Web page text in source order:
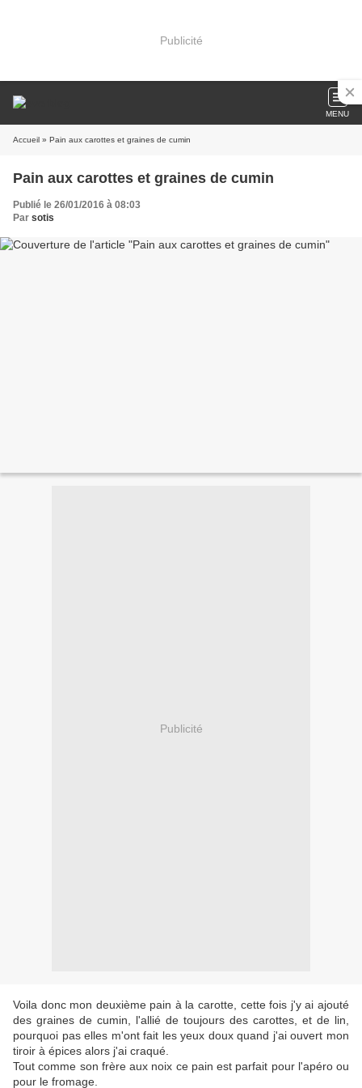
Publicité
MENU
Accueil » Pain aux carottes et graines de cumin
Pain aux carottes et graines de cumin
Publié le 26/01/2016 à 08:03
Par sotis
Publicité
Voila donc mon deuxième pain à la carotte, cette fois j'y ai ajouté
des graines de cumin, l'allié de toujours des carottes, et de lin,
pourquoi pas elles m'ont fait les yeux doux quand j'ai ouvert mon
tiroir à épices alors j'ai craqué.
Tout comme son frère aux noix ce pain est parfait pour l'apéro ou
pour le fromage.